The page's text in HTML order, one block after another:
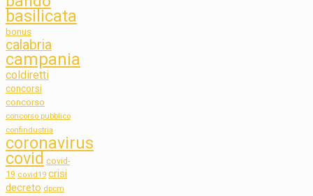
basilicata
bonus
calabria
campania
coldiretti
concorsi
concorso
concorso pubblico
confindustria
coronavirus
covid covid-
19 covid19 crisi
decreto dpcm